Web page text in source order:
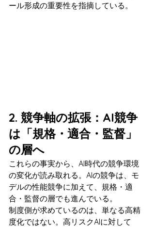
ール形成の重要性を指摘している。
2. 競争軸の拡張：AI競争
は「規格・適合・監督」
の層へ
これらの事実から、AI時代の競争環境
の変化が読み取れる。AIの競争は、モ
デルの性能競争に加えて、規格・適
合・監督の層でも進んでいる。
制度側が求めているのは、単なる高精
度化ではない。高リスクAIに対して